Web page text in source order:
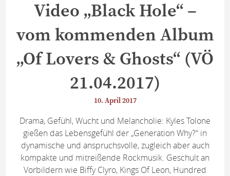
Video „Black Hole“ –
vom kommenden Album
„Of Lovers & Ghosts“ (VÖ
21.04.2017)
10. April 2017
Drama, Gefühl, Wucht und Melancholie: Kyles Tolone
gießen das Lebensgefühl der „Generation Why?“ in
dynamische und anspruchsvolle, zugleich aber auch
kompakte und mitreißende Rockmusik. Geschult an
Vorbildern wie Biffy Clyro, Kings Of Leon, Hundred